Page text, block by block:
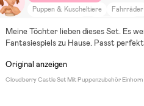
Puppen & Kuscheltiere
Fahrräder
Meine Töchter lieben dieses Set. Es
Fantasiespiels zu Hause. Passt
Original anzeigen
Cloudberry Castle Set Mit Puppenzubehör Einhorn